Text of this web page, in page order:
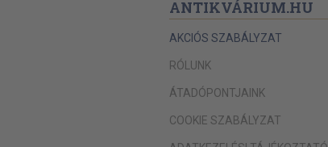
ANTIKVÁRIUM.HU
AKCIÓS SZABÁLYZAT
RÓLUNK
ÁTADÓPONTJAINK
COOKIE SZABÁLYZAT